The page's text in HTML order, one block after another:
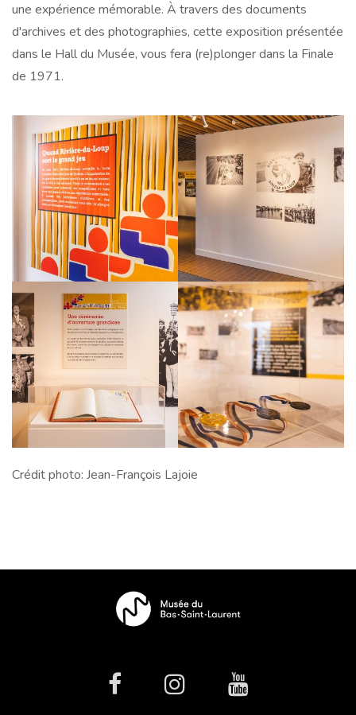
une expérience mémorable. À travers des documents
d'archives et des photographies, cette exposition présentée
dans le Hall du Musée, vous fera (re)plonger dans la Finale
de 1971.
Crédit photo: Jean-François Lajoie
facebookInstagramYoutube